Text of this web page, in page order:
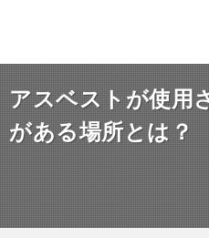
アスベストが使用
がある場所とは？